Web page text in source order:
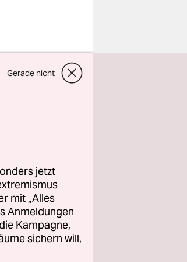
Gerade nicht
jetzt
mit „Alles
Anmeldungen
Kampagne,
sichern will,